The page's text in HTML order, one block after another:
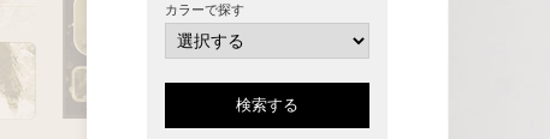
カラーで探す
検索する